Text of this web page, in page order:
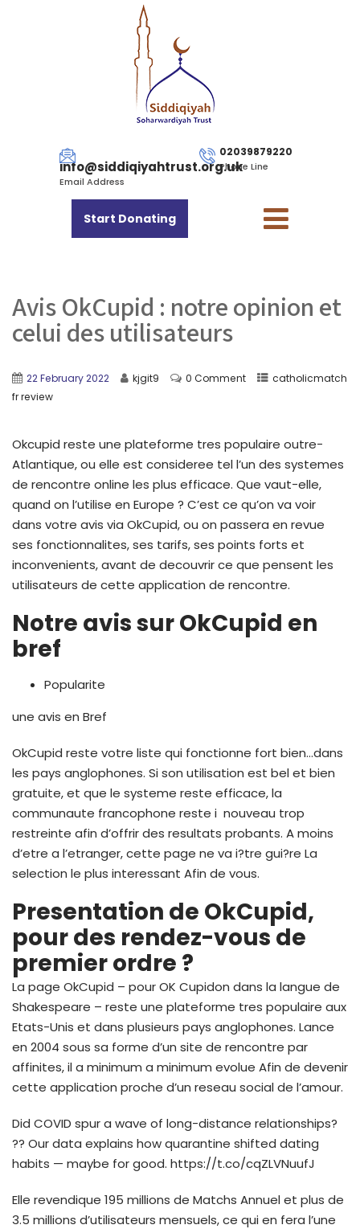
info@siddiqiyahtrust.org.uk
Email Address
02039879220
Phone Line
Start Donating
Avis OkCupid : notre opinion et
celui des utilisateurs
22 February 2022 kjgit9 0 Comment
catholicmatch
fr review
Okcupid reste une plateforme tres populaire outre-
Atlantique, ou elle est consideree tel l’un des systemes
de rencontre online les plus efficace. Que vaut-elle,
quand on l’utilise en Europe ? C’est ce qu’on va voir
dans votre avis via OkCupid, ou on passera en revue
ses fonctionnalites, ses tarifs, ses points forts et
inconvenients, avant de decouvrir ce que pensent les
utilisateurs de cette application de rencontre.
Notre avis sur OkCupid en
bref
Popularite
une avis en Bref
OkCupid reste votre liste qui fonctionne fort bien…dans
les pays anglophones. Si son utilisation est bel et bien
gratuite, et que le systeme reste efficace, la
communaute francophone reste i nouveau trop
restreinte afin d’offrir des resultats probants. A moins
d’etre a l’etranger, cette page ne va i?tre gui?re La
selection le plus interessant Afin de vous.
Presentation de OkCupid,
pour des rendez-vous de
premier ordre ?
La page OkCupid – pour OK Cupidon dans la langue de
Shakespeare – reste une plateforme tres populaire aux
Etats-Unis et dans plusieurs pays anglophones. Lance
en 2004 sous sa forme d’un site de rencontre par
affinites, il a minimum a minimum evolue Afin de devenir
cette application proche d’un reseau social de l’amour.
Did COVID spur a wave of long-distance relationships?
?? Our data explains how quarantine shifted dating
habits — maybe for good. https://t.co/cqZLVNuufJ
Elle revendique 195 millions de Matchs Annuel et plus de
3.5 millions d’utilisateurs mensuels, ce qui en fera l’une